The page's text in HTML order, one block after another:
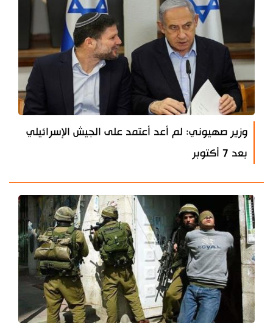
وزير صهيوني: لم أعد أعتمد على الجيش الإسرائيلي
بعد 7 أكتوبر